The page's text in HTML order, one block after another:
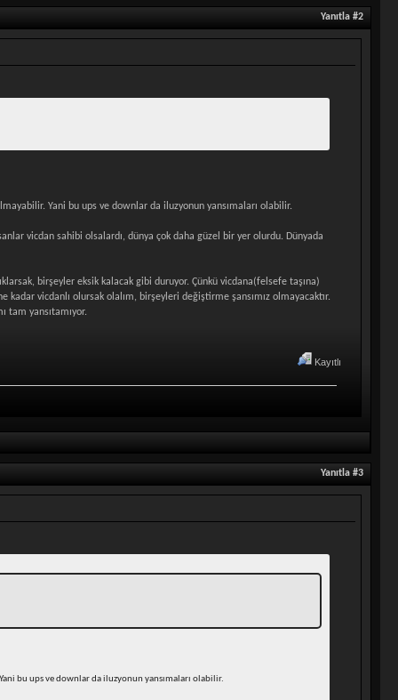
Yanıtla #2
Yani bu ups ve downlar da iluzyonun yansımaları olabilir.
vicdan sahibi olsalardı, dünya çok daha güzel bir yer olurdu. Dünyada
birşeyler eksik kalacak gibi duruyor. Çünkü vicdana(felsefe taşına)
vicdanlı olursak olalım, birşeyleri değiştirme şansımız olmayacaktır.
tam yansıtamıyor.
Kayıtlı
Yanıtla #3
bu ups ve downlar da iluzyonun yansımaları olabilir.